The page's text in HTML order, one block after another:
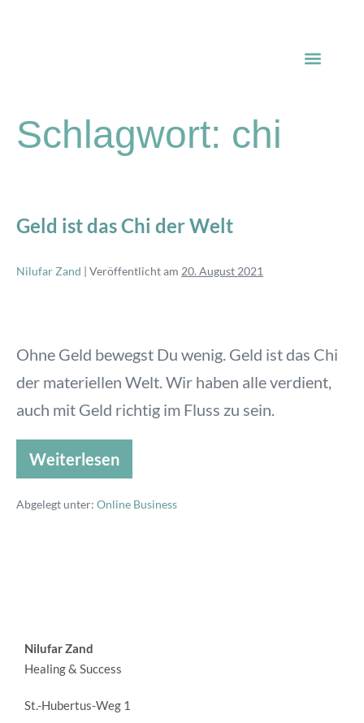
Schlagwort: chi
Geld ist das Chi der Welt
Nilufar Zand | Veröffentlicht am 20. August 2021
Ohne Geld bewegst Du wenig. Geld ist das Chi
der materiellen Welt. Wir haben alle verdient,
auch mit Geld richtig im Fluss zu sein.
Weiterlesen
Abgelegt unter: Online Business
Nilufar Zand
Healing & Success
St.-Hubertus-Weg 1